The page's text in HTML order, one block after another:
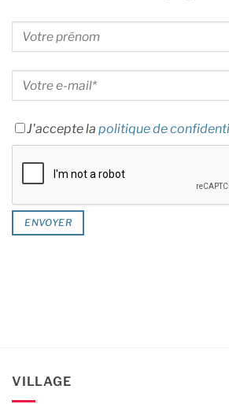
J'accepte la politique de
VILLAGE